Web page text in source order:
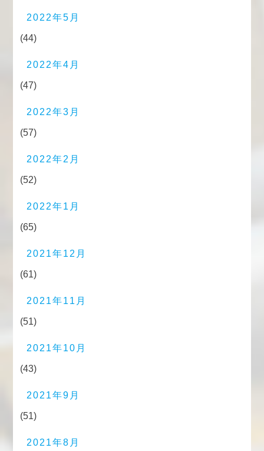
2022年5月
(44)
2022年4月
(47)
2022年3月
(57)
2022年2月
(52)
2022年1月
(65)
2021年12月
(61)
2021年11月
(51)
2021年10月
(43)
2021年9月
(51)
2021年8月